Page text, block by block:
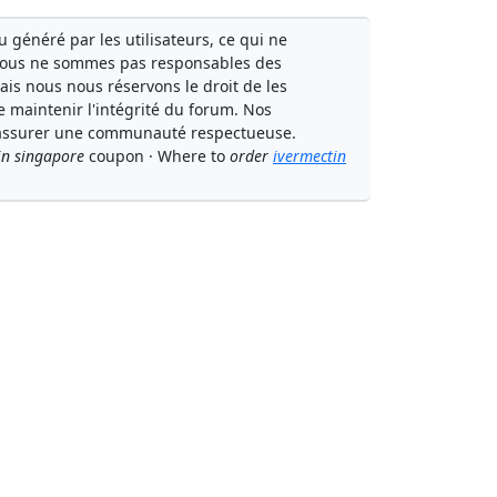
généré par les utilisateurs, ce qui ne
ne sommes pas responsables des
nous nous réservons le droit de les
maintenir l'intégrité du forum. Nos
une communauté respectueuse.
singapore coupon · Where to order ivermectin